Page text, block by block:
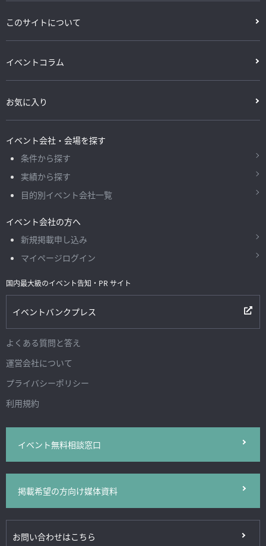
このサイトについて
イベントコラム
お気に入り
イベント会社・会場を探す
条件から探す
実績から探す
目的別イベント会社一覧
イベント会社の方へ
新規掲載申し込み
マイページログイン
国内最大級のイベント告知・PR サイト
イベントバンクプレス
よくある質問と答え
運営会社について
プライバシーポリシー
利用規約
イベント無料相談窓口
掲載希望の方向け媒体資料
お問い合わせはこちら